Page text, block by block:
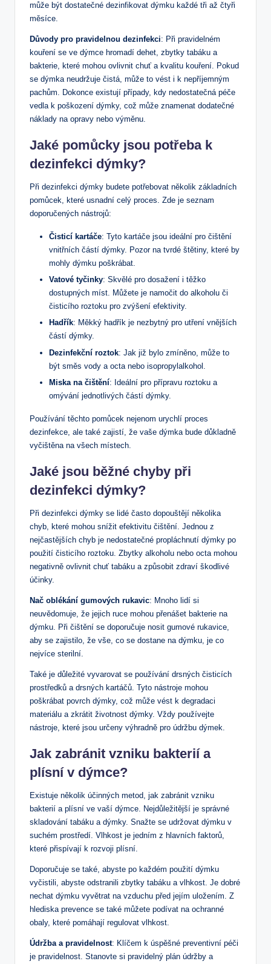
může být dostatečné dezinfikovat dýmku každé tři až čtyři
měsíce.
Důvody pro pravidelnou dezinfekci: Při pravidelném
kouření se ve dýmce hromadí dehet, zbytky tabáku a
bakterie, které mohou ovlivnit chuť a kvalitu kouření. Pokud
se dýmka neudržuje čistá, může to vést i k nepříjemným
pachům. Dokonce existují případy, kdy nedostatečná péče
vedla k poškození dýmky, což může znamenat dodatečné
náklady na opravy nebo výměnu.
Jaké pomůcky jsou potřeba k
dezinfekci dýmky?
Při dezinfekci dýmky budete potřebovat několik základních
pomůcek, které usnadní celý proces. Zde je seznam
doporučených nástrojů:
Čisticí kartáče: Tyto kartáče jsou ideální pro čištění
vnitřních částí dýmky. Pozor na tvrdé štětiny, které by
mohly dýmku poškrábat.
Vatové tyčinky: Skvělé pro dosažení i těžko
dostupných míst. Můžete je namočit do alkoholu či
čisticího roztoku pro zvýšení efektivity.
Hadřík: Měkký hadřík je nezbytný pro utření vnějších
částí dýmky.
Dezinfekční roztok: Jak již bylo zmíněno, může to
být směs vody a octa nebo isopropylalkohol.
Miska na čištění: Ideální pro přípravu roztoku a
omývání jednotlivých částí dýmky.
Používání těchto pomůcek nejenom urychlí proces
dezinfekce, ale také zajistí, že vaše dýmka bude důkladně
vyčištěna na všech místech.
Jaké jsou běžné chyby při
dezinfekci dýmky?
Při dezinfekci dýmky se lidé často dopouštějí několika
chyb, které mohou snížit efektivitu čištění. Jednou z
nejčastějších chyb je nedostatečné propláchnutí dýmky po
použití čisticího roztoku. Zbytky alkoholu nebo octa mohou
negativně ovlivnit chuť tabáku a způsobit zdraví škodlivé
účinky.
Nač oblékání gumových rukavic: Mnoho lidí si
neuvědomuje, že jejich ruce mohou přenášet bakterie na
dýmku. Při čištění se doporučuje nosit gumové rukavice,
aby se zajistilo, že vše, co se dostane na dýmku, je co
nejvíce sterilní.
Také je důležité vyvarovat se používání drsných čisticích
prostředků a drsných kartáčů. Tyto nástroje mohou
poškrábat povrch dýmky, což může vést k degradaci
materiálu a zkrátit životnost dýmky. Vždy používejte
nástroje, které jsou určeny výhradně pro údržbu dýmek.
Jak zabránit vzniku bakterií a
plísní v dýmce?
Existuje několik účinných metod, jak zabránit vzniku
bakterií a plísní ve vaší dýmce. Nejdůležitější je správné
skladování tabáku a dýmky. Snažte se udržovat dýmku v
suchém prostředí. Vlhkost je jedním z hlavních faktorů,
které přispívají k rozvoji plísní.
Doporučuje se také, abyste po každém použití dýmku
vyčistili, abyste odstranili zbytky tabáku a vlhkost. Je dobré
nechat dýmku vyvětrat na vzduchu před jejím uložením. Z
hlediska prevence se také můžete podívat na ochranné
obaly, které pomáhají regulovat vlhkost.
Údržba a pravidelnost: Klíčem k úspěšné preventivní péči
je pravidelnost. Stanovte si pravidelný plán údržby a